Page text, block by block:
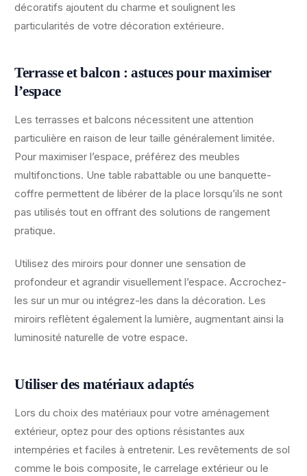
décoratifs ajoutent du charme et soulignent les
particularités de votre décoration extérieure.
Terrasse et balcon : astuces pour maximiser
l’espace
Les terrasses et balcons nécessitent une attention
particulière en raison de leur taille généralement limitée.
Pour maximiser l’espace, préférez des meubles
multifonctions. Une table rabattable ou une banquette-
coffre permettent de libérer de la place lorsqu’ils ne sont
pas utilisés tout en offrant des solutions de rangement
pratique.
Utilisez des miroirs pour donner une sensation de
profondeur et agrandir visuellement l’espace. Accrochez-
les sur un mur ou intégrez-les dans la décoration. Les
miroirs reflètent également la lumière, augmentant ainsi la
luminosité naturelle de votre espace.
Utiliser des matériaux adaptés
Lors du choix des matériaux pour votre aménagement
extérieur, optez pour des options résistantes aux
intempéries et faciles à entretenir. Les revêtements de sol
comme le bois composite, le carrelage extérieur ou le